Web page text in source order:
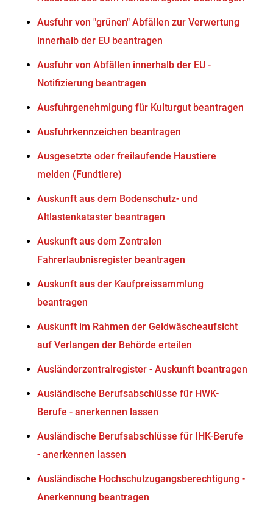
Ausfuhr von "grünen" Abfällen zur Verwertung
innerhalb der EU beantragen
Ausfuhr von Abfällen innerhalb der EU -
Notifizierung beantragen
Ausfuhrgenehmigung für Kulturgut beantragen
Ausfuhrkennzeichen beantragen
Ausgesetzte oder freilaufende Haustiere
melden (Fundtiere)
Auskunft aus dem Bodenschutz- und
Altlastenkataster beantragen
Auskunft aus dem Zentralen
Fahrerlaubnisregister beantragen
Auskunft aus der Kaufpreissammlung
beantragen
Auskunft im Rahmen der Geldwäscheaufsicht
auf Verlangen der Behörde erteilen
Ausländerzentralregister - Auskunft beantragen
Ausländische Berufsabschlüsse für HWK-
Berufe - anerkennen lassen
Ausländische Berufsabschlüsse für IHK-Berufe
- anerkennen lassen
Ausländische Hochschulzugangsberechtigung -
Anerkennung beantragen